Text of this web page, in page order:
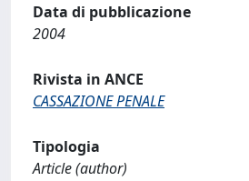
Data di pubblicazione
2004
Rivista in ANCE
CASSAZIONE PENALE
Tipologia
Article (author)